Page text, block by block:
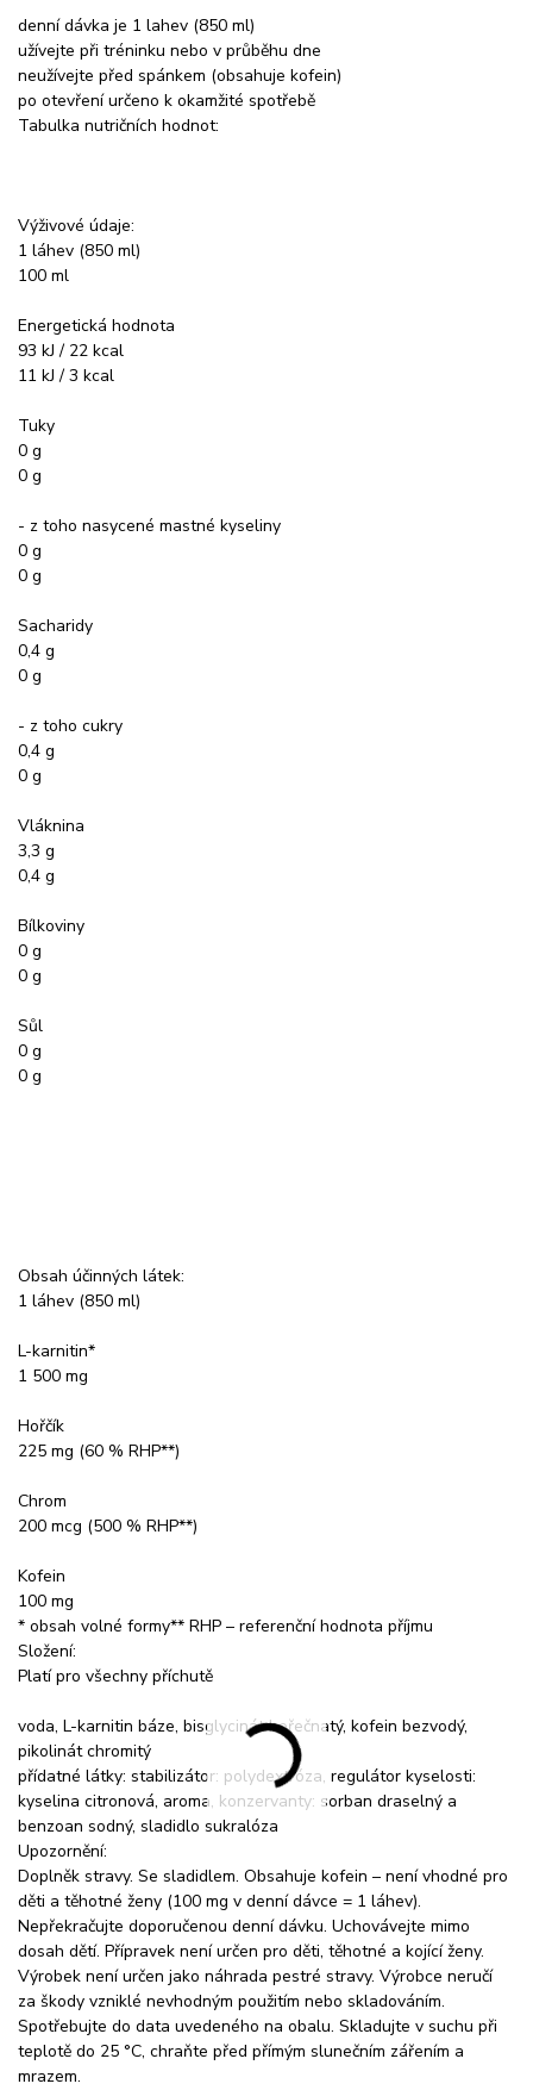
denní dávka je 1 lahev (850 ml)
užívejte při tréninku nebo v průběhu dne
neužívejte před spánkem (obsahuje kofein)
po otevření určeno k okamžité spotřebě
Tabulka nutričních hodnot:
Výživové údaje:
1 láhev (850 ml)
100 ml
Energetická hodnota
93 kJ / 22 kcal
11 kJ / 3 kcal
Tuky
0 g
0 g
- z toho nasycené mastné kyseliny
0 g
0 g
Sacharidy
0,4 g
0 g
- z toho cukry
0,4 g
0 g
Vláknina
3,3 g
0,4 g
Bílkoviny
0 g
0 g
Sůl
0 g
0 g
Obsah účinných látek:
1 láhev (850 ml)
L-karnitin*
1 500 mg
Hořčík
225 mg (60 % RHP**)
Chrom
200 mcg (500 % RHP**)
Kofein
100 mg
* obsah volné formy** RHP – referenční hodnota příjmu
Složení:
Platí pro všechny příchutě
voda, L-karnitin báze, bisglycinát hořečnatý, kofein bezvodý,
pikolinát chromitý
přídatné látky: stabilizátor: polydextróza, regulátor kyselosti:
kyselina citronová, aroma, konzervanty: sorban draselný a
benzoan sodný, sladidlo sukralóza
Upozornění:
Doplněk stravy. Se sladidlem. Obsahuje kofein – není vhodné pro
děti a těhotné ženy (100 mg v denní dávce = 1 láhev).
Nepřekračujte doporučenou denní dávku. Uchovávejte mimo
dosah dětí. Přípravek není určen pro děti, těhotné a kojící ženy.
Výrobek není určen jako náhrada pestré stravy. Výrobce neručí
za škody vzniklé nevhodným použitím nebo skladováním.
Spotřebujte do data uvedeného na obalu. Skladujte v suchu při
teplotě do 25 °C, chraňte před přímým slunečním zářením a
mrazem.